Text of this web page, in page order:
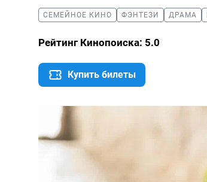
СЕМЕЙНОЕ КИНО ФЭНТЕЗИ ДРАМА
Рейтинг Кинопоиска: 5.0
Купить билеты